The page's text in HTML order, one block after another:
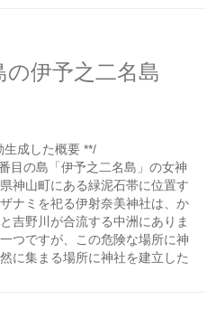
伊予之二名島
生成した概要 **/
目の島「伊予之二名島」の女神
神山町にある緑泥石帯に位置す
ナミを祀る伊射奈美神社は、か
吉野川が合流する中洲にありま
つですが、この危険な場所に神
に集まる場所に神社を建立した